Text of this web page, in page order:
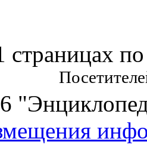
страницах